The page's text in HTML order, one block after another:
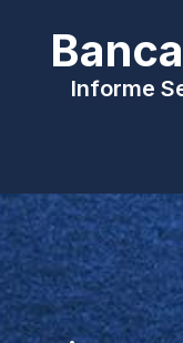
Informe